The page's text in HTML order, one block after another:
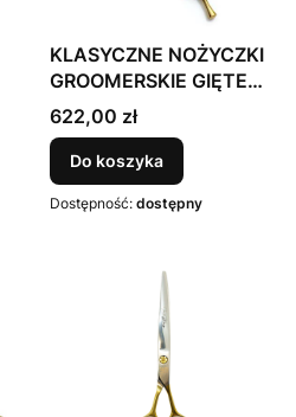
KLASYCZNE NOŻYCZKI
GROOMERSKIE GIĘTE
16cm, 6,25 cala,
japońska stal
nierdzewna 440c, kolor
SREBRNO-ZŁOTY
Cena
622,00 zł
Do koszyka
Dostępność: dostępny